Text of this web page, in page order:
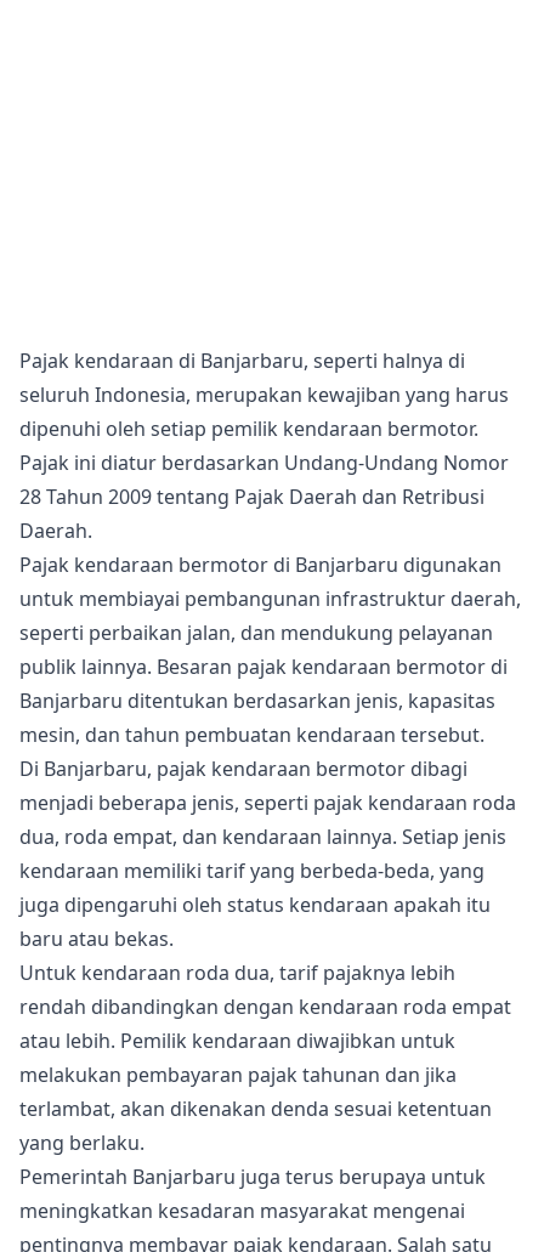
Pajak kendaraan di Banjarbaru, seperti halnya di
seluruh Indonesia, merupakan kewajiban yang harus
dipenuhi oleh setiap pemilik kendaraan bermotor.
Pajak ini diatur berdasarkan Undang-Undang Nomor
28 Tahun 2009 tentang Pajak Daerah dan Retribusi
Daerah.
Pajak kendaraan bermotor di Banjarbaru digunakan
untuk membiayai pembangunan infrastruktur daerah,
seperti perbaikan jalan, dan mendukung pelayanan
publik lainnya. Besaran pajak kendaraan bermotor di
Banjarbaru ditentukan berdasarkan jenis, kapasitas
mesin, dan tahun pembuatan kendaraan tersebut.
Di Banjarbaru, pajak kendaraan bermotor dibagi
menjadi beberapa jenis, seperti pajak kendaraan roda
dua, roda empat, dan kendaraan lainnya. Setiap jenis
kendaraan memiliki tarif yang berbeda-beda, yang
juga dipengaruhi oleh status kendaraan apakah itu
baru atau bekas.
Untuk kendaraan roda dua, tarif pajaknya lebih
rendah dibandingkan dengan kendaraan roda empat
atau lebih. Pemilik kendaraan diwajibkan untuk
melakukan pembayaran pajak tahunan dan jika
terlambat, akan dikenakan denda sesuai ketentuan
yang berlaku.
Pemerintah Banjarbaru juga terus berupaya untuk
meningkatkan kesadaran masyarakat mengenai
pentingnya membayar pajak kendaraan. Salah satu